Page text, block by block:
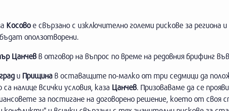
Косовое свързано с изключително големи рискове за региона
оползотворени.
Цанчев в отговор на въпрос по време на редовния брифинг
и Прищина в оставащите по-малко от три седмици да
налице всички условия, каза Цанчев. Призоваваме да се
за постигане на договорено решение, което от своя